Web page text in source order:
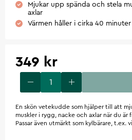
Mjukar upp spända och stela
axlar
Värmen håller i cirka 40 minuter
349 kr
En skön vetekudde som hjälper till att
muskler i rygg, nacke och axlar när du är
Passar även utmärkt som kylbärare, t.ex.